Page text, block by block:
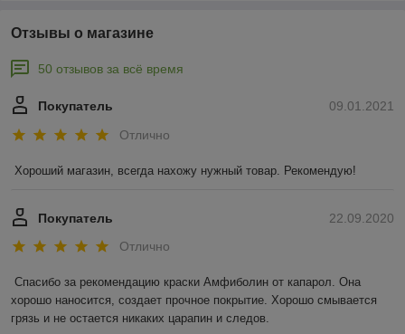
Отзывы о магазине
50 отзывов за всё время
09.01.2021
Покупатель
Отлично
Хороший магазин, всегда нахожу нужный товар. Рекомендую!
22.09.2020
Покупатель
Отлично
Спасибо за рекомендацию краски Амфиболин от капарол. Она
хорошо наносится, создает прочное покрытие. Хорошо смывается
грязь и не остается никаких царапин и следов.